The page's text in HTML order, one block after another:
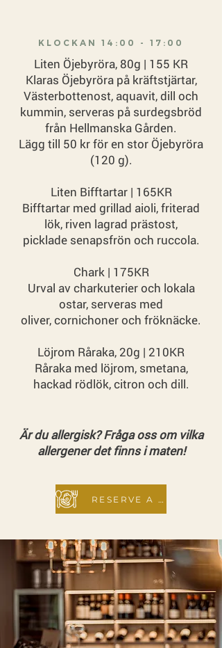
KLOCKAN 14:00 - 17:00
Liten Öjebyröra, 80g | 155 KR
Klaras Öjebyröra på kräftstjärtar,
Västerbottenost, aquavit, dill och
kummin, serveras på surdegsbröd
från Hellmanska Gården.
Lägg till 50 kr för en stor Öjebyröra
(120 g).
Liten Bifftartar | 165KR
Bifftartar med grillad aioli, friterad
lök, riven lagrad prästost,
picklade senapsfrön och ruccola.
Chark | 175KR
Urval av charkuterier och lokala
ostar, serveras med
oliver, cornichoner och fröknäcke.
Löjrom Råraka, 20g | 210KR
Råraka med löjrom, smetana,
hackad rödlök, citron och dill.
Är du allergisk? Fråga oss om vilka
allergener det finns i maten!
RESERVE A TABLE